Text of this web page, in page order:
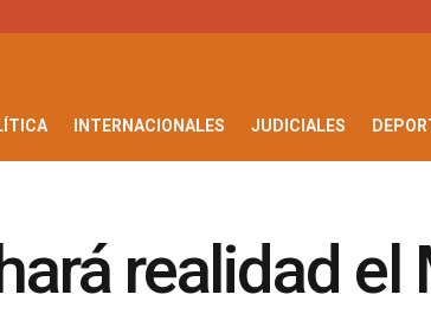
INTERNACIONALES JUDICIALES
realidad